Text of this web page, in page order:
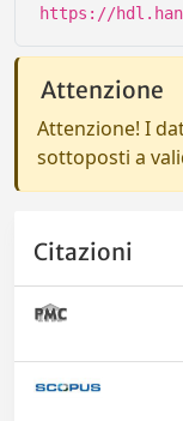
https://
Attenzione
Attenzione! I
sottoposti a
Citazioni